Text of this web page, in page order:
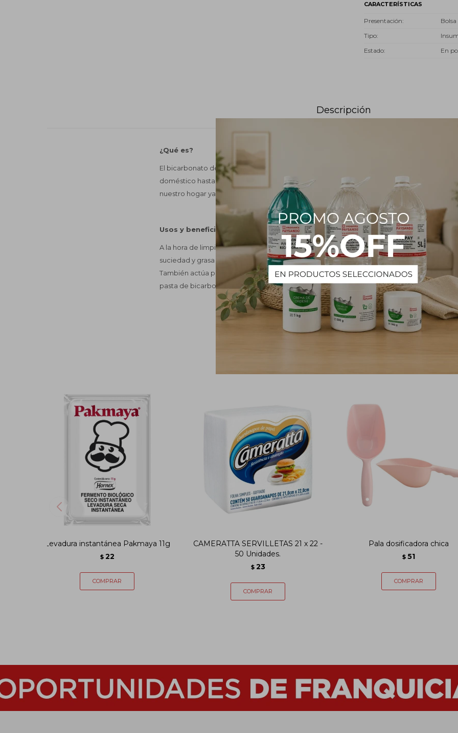
CARACTERÍSTICAS
Presentación
Bolsa
Tipo
Estado
En
Descripción
¿Qué es?
El bicarbonato de sodio es un compuesto soluble en agua con una variedad de usos que
doméstico hasta al ámbito de la salud. Es uno de los compuestos más versátiles que
nuestro hogar ya que sus aplicaciones son inmensas.
Usos y beneficios
A la hora de limpiar, el bicarbonato de sodio actúa sobre manchas difíciles de quitar,
suciedad y grasa adheridas con el tiempo.
También actúa para eliminar olores y manchas provocadas por el sudor en la ropa. Solo
pasta de bicarbonato y agua para que esas manchas se vayan de las prendas.
Levadura instantánea Pakmaya 11g
$ 22
CAMERATTA SERVILLETAS 21 x 22 -
50 Unidades.
$ 23
Pala dosificadora chica
$ 51